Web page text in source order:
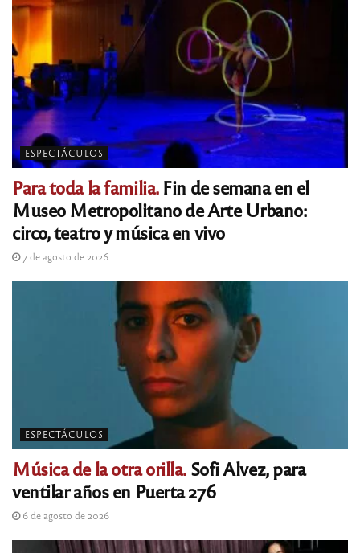
ESPECTÁCULOS
Para toda la familia.Fin de semana en el
Museo Metropolitano de Arte Urbano:
circo, teatro y música en vivo
7 de agosto de 2026
ESPECTÁCULOS
Música de la otra orilla. Sofi Alvez, para
ventilar años en Puerta 276
6 de agosto de 2026